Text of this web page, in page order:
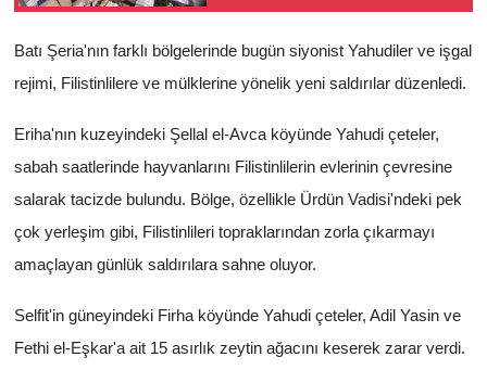
Batı Şeria'nın farklı bölgelerinde bugün siyonist Yahudiler ve işgal
rejimi, Filistinlilere ve mülklerine yönelik yeni saldırılar düzenledi.
Eriha'nın kuzeyindeki Şellal el-Avca köyünde Yahudi çeteler,
sabah saatlerinde hayvanlarını Filistinlilerin evlerinin çevresine
salarak tacizde bulundu. Bölge, özellikle Ürdün Vadisi'ndeki pek
çok yerleşim gibi, Filistinlileri topraklarından zorla çıkarmayı
amaçlayan günlük saldırılara sahne oluyor.
Selfit'in güneyindeki Firha köyünde Yahudi çeteler, Adil Yasin ve
Fethi el-Eşkar'a ait 15 asırlık zeytin ağacını keserek zarar verdi.